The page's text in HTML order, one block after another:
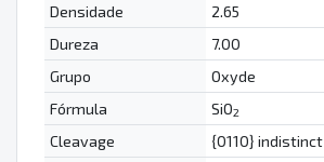
Densidade
2.65
Dureza
7.00
Grupo
Oxyde
Fórmula
SiO2
Cleavage
{0110} indistinct